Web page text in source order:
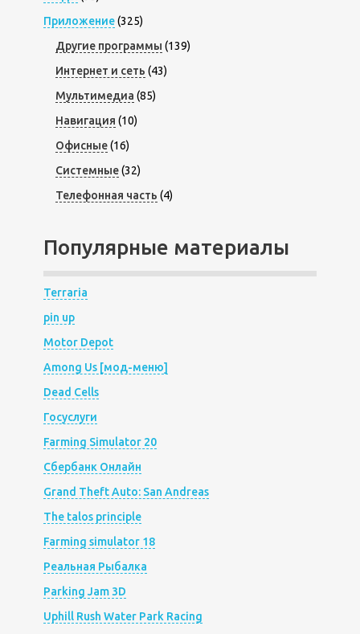
Приложение(325)
Другие программы (139)
Интернет и сеть (43)
Мультимедиа (85)
Навигация (10)
Офисные(16)
Системные(32)
Телефонная часть (4)
Популярные материалы
Terraria
pin up
Motor Depot
Among Us [мод-меню]
Dead Cells
Госуслуги
Farming Simulator 20
Сбербанк Онлайн
Grand Theft Auto: San Andreas
The talos principle
Farming simulator 18
Реальная Рыбалка
Parking Jam 3D
Uphill Rush Water Park Racing